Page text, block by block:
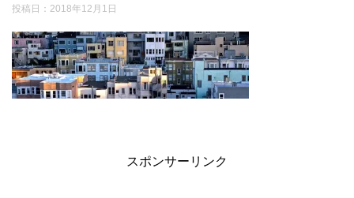
投稿日： 2018年12月1日
スポンサーリンク